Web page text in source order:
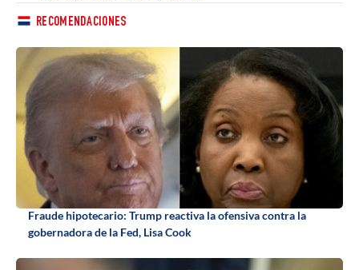
RECOMENDACIONES
Fraude hipotecario: Trump reactiva la ofensiva contra la
gobernadora de la Fed, Lisa Cook